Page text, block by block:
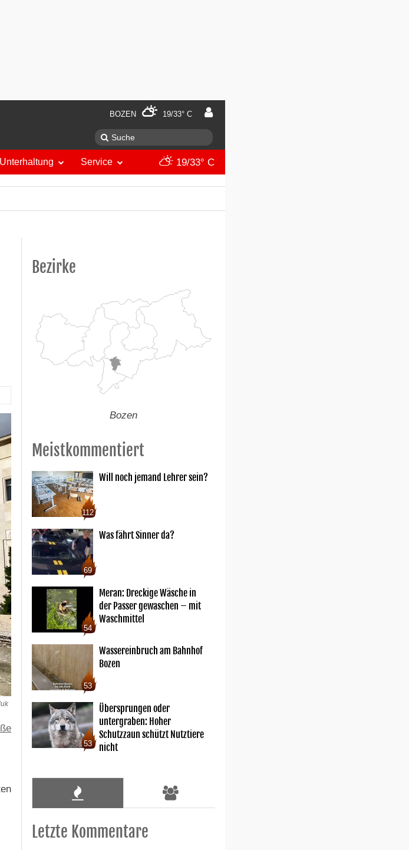
BOZEN 19/33° C
Unterhaltung Service 19/33° C
Bezirke
Bozen
Meistkommentiert
112
Will noch jemand Lehrer sein?
69
Was fährt Sinner da?
54
Meran: Dreckige Wäsche in
der Passer gewaschen – mit
Waschmittel
53
Wassereinbruch am Bahnhof
Bozen
53
Übersprungen oder
untergraben: Hoher
Schutzzaun schützt Nutztiere
nicht
Letzte Kommentare